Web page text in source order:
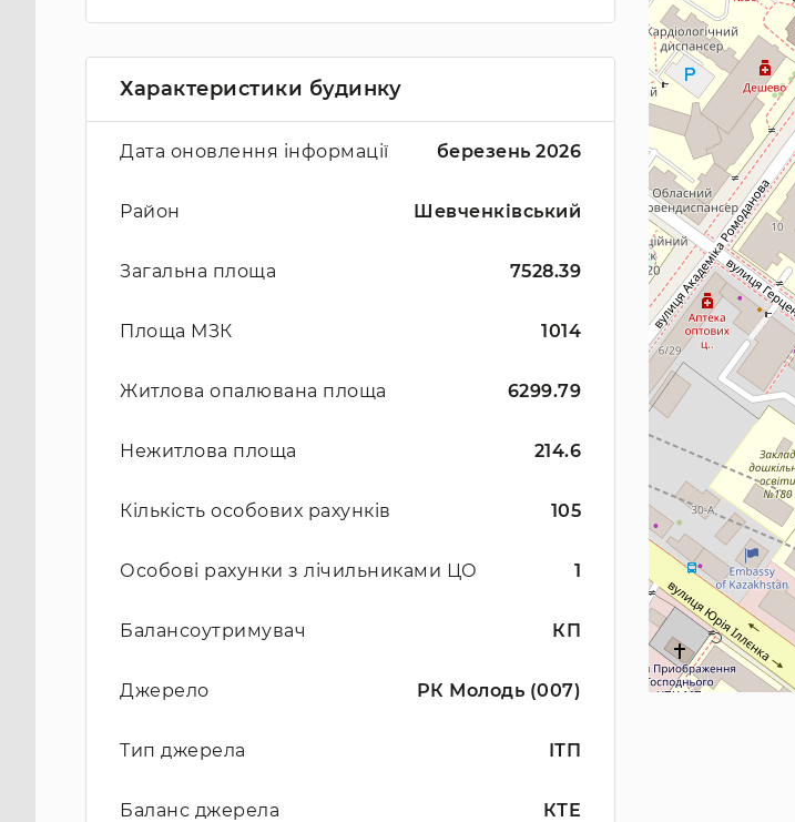
Характеристики будинку
Дата оновлення інформації березень 2026
Район Шевченківський
Загальна площа 7528.39
Площа МЗК 1014
Житлова опалювана площа 6299.79
Нежитлова площа 214.6
Кількість особових рахунків 105
Особові рахунки з лічильниками ЦО 1
Балансоутримувач КП
Джерело РК Молодь (007)
Тип джерела ІТП
Баланс джерела КТЕ